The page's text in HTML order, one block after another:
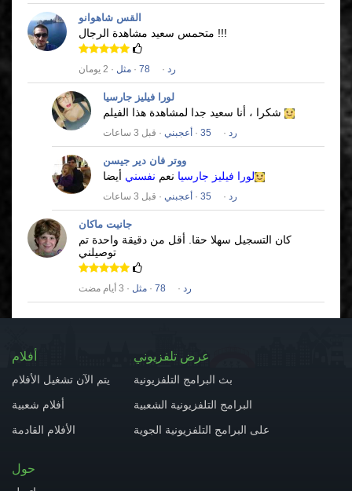
القس شاهوانو
متحمس سعيد مشاهدة الرجال !!!
رد ·
78
· مثل · 2 يومان
لورا فيليز جارسيا
رد ·
35
· أعجبني · قبل 3 ساعات
ووتر فان دير جيسن
لورا فيليز جارسيا نعم نفسني أيضا
رد ·
35
· أعجبني · قبل 3 ساعات
جانيت ماكان
كان التسجيل سهلا حقا. أقل من دقيقة واحدة تم
توصيلني
رد ·
78
· مثل · 3 أيام مضت
أفلام
يتم الآن تشغيل الأفلام
أفلام شعبية
الأفلام القادمة
عرض تلفزيوني
بث البرامج التلفزيونية
البرامج التلفزيونية الشعبية
على البرامج التلفزيونية الجوية
حول